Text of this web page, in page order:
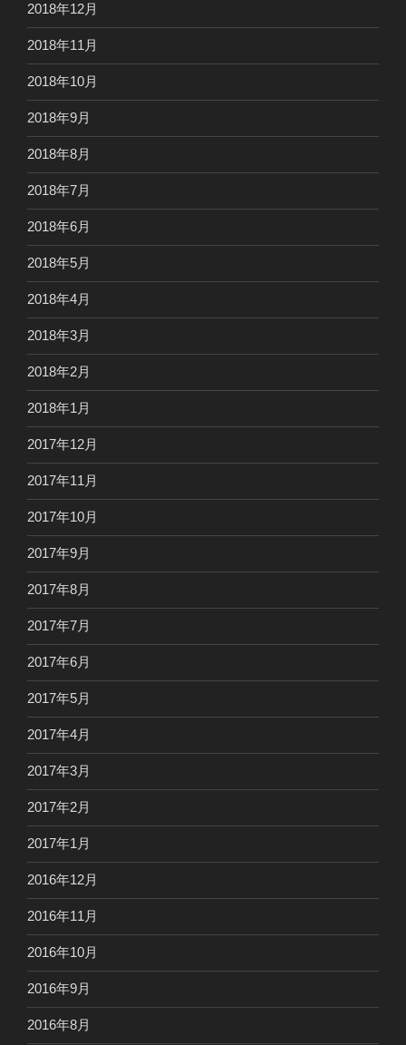
2018年12月
2018年11月
2018年10月
2018年9月
2018年8月
2018年7月
2018年6月
2018年5月
2018年4月
2018年3月
2018年2月
2018年1月
2017年12月
2017年11月
2017年10月
2017年9月
2017年8月
2017年7月
2017年6月
2017年5月
2017年4月
2017年3月
2017年2月
2017年1月
2016年12月
2016年11月
2016年10月
2016年9月
2016年8月